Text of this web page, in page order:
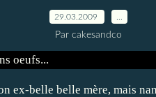
29.03.2009
Par cakesandco
ex-belle belle mère, mais